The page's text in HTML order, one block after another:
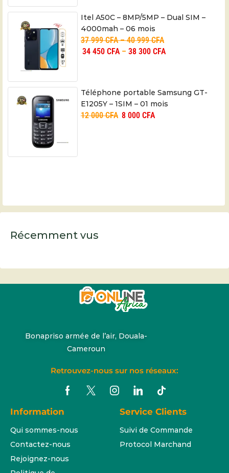
Itel A50C – 8MP/5MP – Dual SIM –
4000mah – 06 mois
37 999CFA–40 999CFA
34 450 CFA– 38 300 CFA
Téléphone portable Samsung GT-
E1205Y – 1SIM – 01 mois
12 000CFA 8 000 CFA
Récemment vus
Bonapriso armée de l’air, Douala-
Cameroun
Retrouvez-nous sur nos réseaux:
Information
Qui sommes-nous
Contactez-nous
Rejoignez-nous
Service Clients
Suivi de Commande
Protocol Marchand